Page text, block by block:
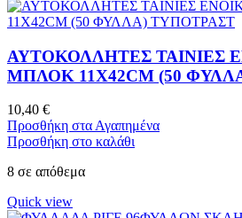
ΑΥΤΟΚΟΛΛΗΤΕΣ ΤΑΙΝΙΕΣ
ΜΠΛΟΚ 11X42CM (50
10,40 €
Προσθήκη στα Αγαπημένα
Προσθήκη στο καλάθι
8 σε απόθεμα
Quick view